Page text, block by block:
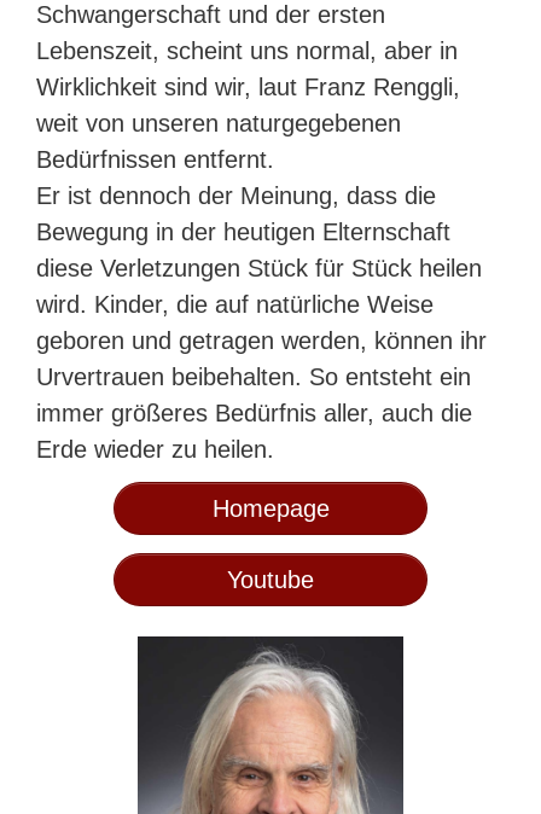
Schwangerschaft und der ersten
Lebenszeit, scheint uns normal, aber in
Wirklichkeit sind wir, laut Franz Renggli,
weit von unseren naturgegebenen
Bedürfnissen entfernt.
Er ist dennoch der Meinung, dass die
Bewegung in der heutigen Elternschaft
diese Verletzungen Stück für Stück heilen
wird. Kinder, die auf natürliche Weise
geboren und getragen werden, können ihr
Urvertrauen beibehalten. So entsteht ein
immer größeres Bedürfnis aller, auch die
Erde wieder zu heilen.
Homepage
Youtube